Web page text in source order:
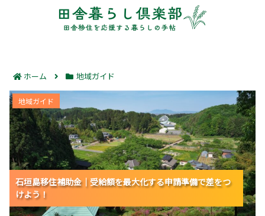
ホーム 地域ガイド
石垣島移住補助金｜受給額を最大化する申請準備で差を
つけよう！
石垣島移住補助金｜受給額を最大化する申請準備で差をつ
けよう！
石垣島移住補助金｜受給額を最大化する申請準備で差をつ
けよう！
石垣島移住補助金｜受給額を最大化する申請準備で差をつ
けよう！
地域ガイド